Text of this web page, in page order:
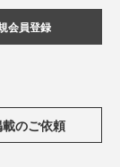
会員登録
のご依頼